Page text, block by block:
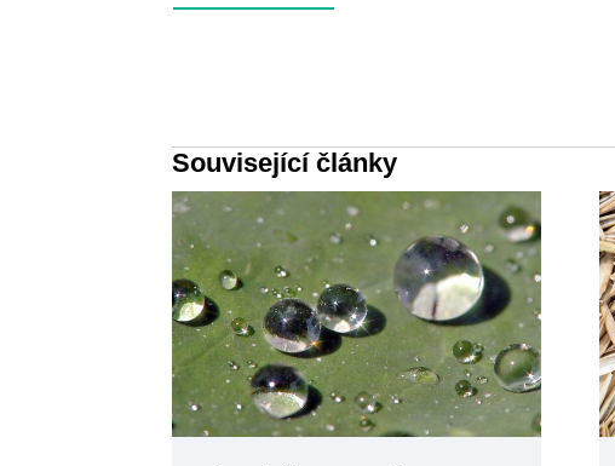
Související články